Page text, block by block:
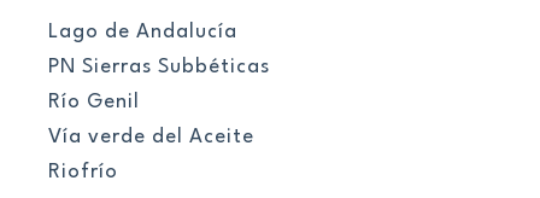
Lago de Andalucía
PN Sierras Subbéticas
Río Genil
Vía verde del Aceite
Riofrío